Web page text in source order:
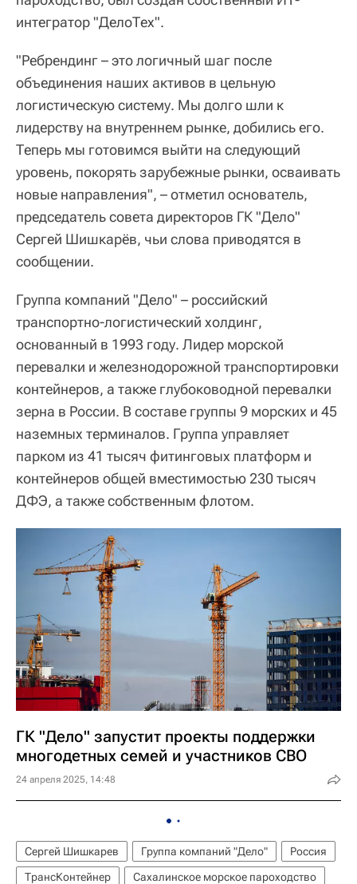
интегратор "ДелоТех".
"Ребрендинг – это логичный шаг после
объединения наших активов в цельную
логистическую систему. Мы долго шли к
лидерству на внутреннем рынке, добились его.
Теперь мы готовимся выйти на следующий
уровень, покорять зарубежные рынки, осваивать
новые направления", – отметил основатель,
председатель совета директоров ГК "Дело"
Сергей Шишкарёв, чьи слова приводятся в
сообщении.
Группа компаний "Дело" – российский
транспортно-логистический холдинг,
основанный в 1993 году. Лидер морской
перевалки и железнодорожной транспортировки
контейнеров, а также глубоководной перевалки
зерна в России. В составе группы 9 морских и 45
наземных терминалов. Группа управляет
парком из 41 тысяч фитинговых платформ и
контейнеров общей вместимостью 230 тысяч
ДФЭ, а также собственным флотом.
ГК "Дело" запустит проекты поддержки
многодетных семей и участников СВО
24 апреля 2025, 14:48
Сергей Шишкарев Группа компаний "Дело"
Россия
ТрансКонтейнер
Сахалинское морское пароходство